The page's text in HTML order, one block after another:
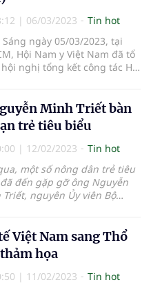
| 06/03/2023
Tin hot
Sáng ngày 05/03/2023, tại
Hội Nam y Việt Nam đã tổ
nghị tổng kết công tác Hội
Minh Triết bàn
trẻ tiêu biểu
| 12/02/2023
Tin hot
một số nông dân trẻ tiêu
đến gặp gỡ ông Nguyễn
nguyên Ủy viên Bộ
ương Đoàn TNCS Hồ Chí
Tại đây, các bạn trẻ đã đón
lời khuyên của ông
Việt Nam sang Thổ
họa
| 11/02/2023
Tin hot